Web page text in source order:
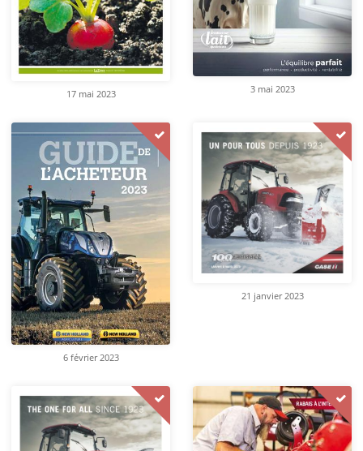
17 mai 2023 3 mai 2023
6 février 2023
21 janvier 2023